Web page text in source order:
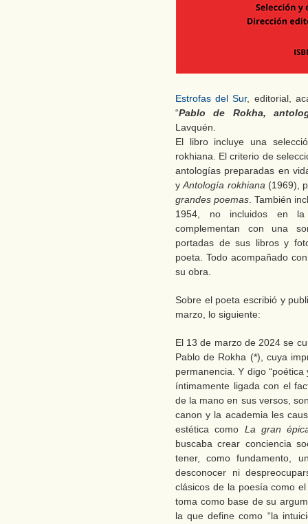
Estrofas del Sur, editorial,
“Pablo de Rokha,
Lavquén.
El libro incluye una
rokhiana. El criterio de
antologías preparadas en
yAntología rokhiana (1969),
grandes poemas . También
1954, no incluidos en
complementan con una
portadas de sus libros y
poeta. Todo acompañado
su obra.
Sobre el poeta escribió y
marzo, lo siguiente:
El 13 de marzo de 2024 se
Pablo de Rokha (*), cuya
permanencia. Y digo
íntimamente ligada con el
de la mano en sus versos,
canon y la academia les
estética como La gran
buscaba crear conciencia
tener, como fundamento,
desconocer ni
clásicos de la poesía como
toma como base de su
la que define como “la